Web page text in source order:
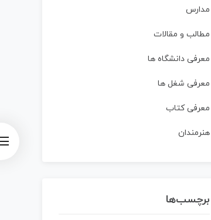
مدارس
مطالب و مقالات
معرفی دانشگاه ها
معرفی شغل ها
معرفی کتاب
هنرمندان
برچسب‌ها